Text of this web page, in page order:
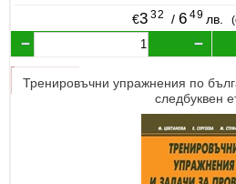
€3 32 / 6 49 лв.
Тренировъчни упражнения по
следбуквен